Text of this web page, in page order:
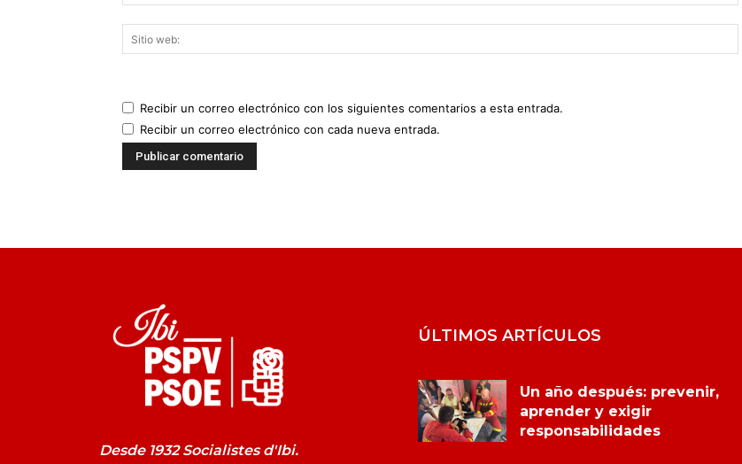
Recibir un correo electrónico con los siguientes comentarios a esta entrada.
Recibir un correo electrónico con cada nueva entrada.
Desde 1932 Socialistes d'Ibi.
ÚLTIMOS ARTÍCULOS
Un año después: prevenir,
aprender y exigir
responsabilidades